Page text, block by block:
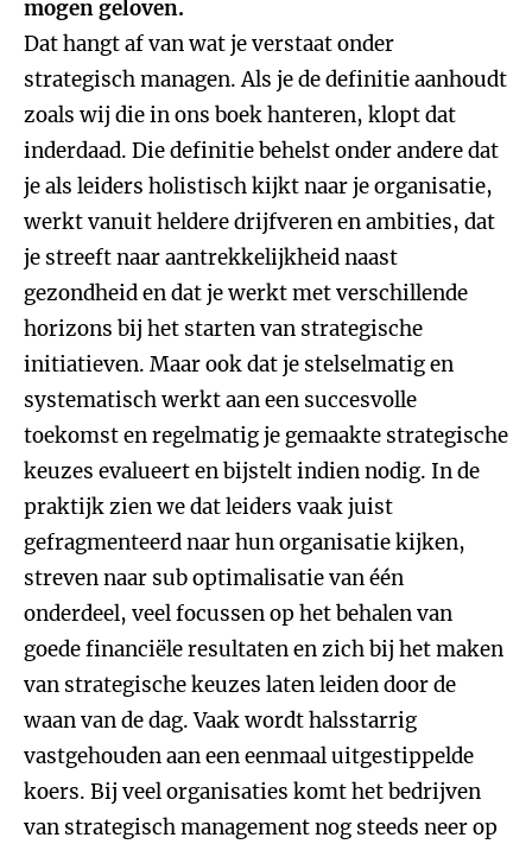
mogen geloven.
Dat hangt af van wat je verstaat onder
strategisch managen. Als je de definitie aanhoudt
zoals wij die in ons boek hanteren, klopt dat
inderdaad. Die definitie behelst onder andere dat
je als leiders holistisch kijkt naar je organisatie,
werkt vanuit heldere drijfveren en ambities, dat
je streeft naar aantrekkelijkheid naast
gezondheid en dat je werkt met verschillende
horizons bij het starten van strategische
initiatieven. Maar ook dat je stelselmatig en
systematisch werkt aan een succesvolle
toekomst en regelmatig je gemaakte strategische
keuzes evalueert en bijstelt indien nodig. In de
praktijk zien we dat leiders vaak juist
gefragmenteerd naar hun organisatie kijken,
streven naar sub optimalisatie van één
onderdeel, veel focussen op het behalen van
goede financiële resultaten en zich bij het maken
van strategische keuzes laten leiden door de
waan van de dag. Vaak wordt halsstarrig
vastgehouden aan een eenmaal uitgestippelde
koers. Bij veel organisaties komt het bedrijven
van strategisch management nog steeds neer op